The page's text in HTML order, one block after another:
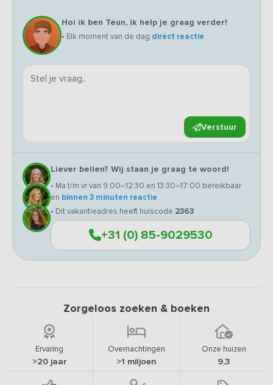
Hoi ik ben Teun, ik help je graag verder!
• Elk moment van de dag direct reactie
Verstuur
Liever bellen? Wij staan je graag te woord!
• Ma t/m vr van 9:00–12:30 en 13:30–17:00 bereikbaar
en binnen 3 minuten reactie
• Dit vakantieadres heeft huiscode 2363
+31 (0) 85-9029530
Zorgeloos zoeken & boeken
Ervaring
>20 jaar
Overnachtingen
>1 miljoen
Onze huizen
9,3